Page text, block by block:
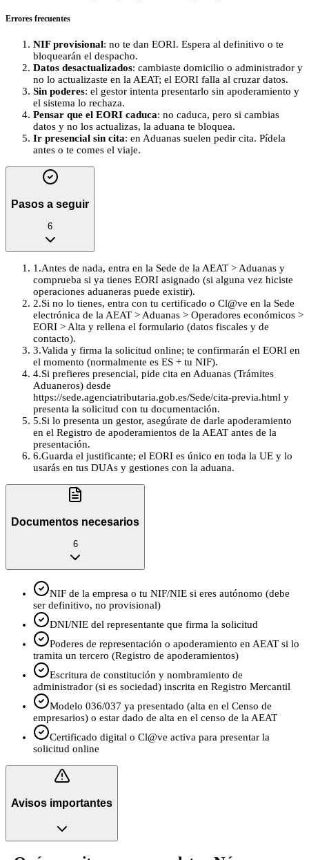
Errores frecuentes
NIF provisional: no te dan EORI. Espera al definitivo o te
bloquearán el despacho.
Datos desactualizados: cambiaste domicilio o administrador y
no lo actualizaste en la AEAT; el EORI falla al cruzar datos.
Sin poderes: el gestor intenta presentarlo sin apoderamiento y
el sistema lo rechaza.
Pensar que el EORI caduca: no caduca, pero si cambias
datos y no los actualizas, la aduana te bloquea.
Ir presencial sin cita: en Aduanas suelen pedir cita. Pídela
antes o te comes el viaje.
Pasos a seguir
6
1 .Antes de nada, entra en la Sede de la AEAT > Aduanas y
comprueba si ya tienes EORI asignado (si alguna vez hiciste
operaciones aduaneras puede existir).
2.Si no lo tienes, entra con tu certificado o Cl@ve en la Sede
electrónica de la AEAT > Aduanas > Operadores económicos >
EORI > Alta y rellena el formulario (datos fiscales y de
contacto).
3.Valida y firma la solicitud online; te confirmarán el EORI en
el momento (normalmente es ES + tu NIF).
4.Si prefieres presencial, pide cita en Aduanas (Trámites
Aduaneros) desde
https://sede.agenciatributaria.gob.es/Sede/cita-previa.html y
presenta la solicitud con tu documentación.
5.Si lo presenta un gestor, asegúrate de darle apoderamiento
en el Registro de apoderamientos de la AEAT antes de la
presentación.
6.Guarda el justificante; el EORI es único en toda la UE y lo
usarás en tus DUAs y gestiones con la aduana.
Documentos necesarios
6
NIF de la empresa o tu NIF/NIE si eres autónomo (debe
ser definitivo, no provisional)
DNI/NIE del representante que firma la solicitud
Poderes de representación o apoderamiento en AEAT si lo
tramita un tercero (Registro de apoderamientos)
Escritura de constitución y nombramiento de
administrador (si es sociedad) inscrita en Registro Mercantil
Modelo 036/037 ya presentado (alta en el Censo de
empresarios) o estar dado de alta en el censo de la AEAT
Certificado digital o Cl@ve activa para presentar la
solicitud online
Avisos importantes